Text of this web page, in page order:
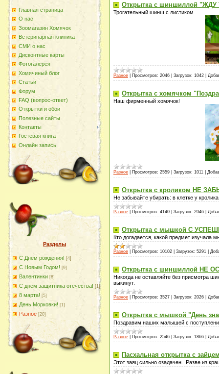
Главная страница
О наc
Зоомагазин Хомячок
Ветеринарная клиника
СМИ о нас
Дисконтные карты
Фотогалерея
Хомячиный блог
Статьи
Форум
FAQ (вопрос-ответ)
Открытки и обои
Полезные сайты
Контакты
Гостевая книга
Онлайн запись
Разделы
С Днем рождения! [4]
С Новым Годом! [9]
Валентинки [8]
С днем защитника отечества! [1]
8 марта! [5]
День Морковки! [1]
Разное [20]
Открытка с шиншиллой "ЖДУ
Трогательный шинш с листиком
Разное Просмотров: 2046 Загрузок: 1042
Открытка с хомячком
Наш фирменный хомячок!
Разное Просмотров: 2559 Загрузок: 1011
Открытка с кроликом НЕ
Не забывайте убирать: в клетке у
Разное Просмотров: 4140 Загрузок: 2046
Открытка с мышкой С
Кто догадается, какой предмет изучала
Разное Просмотров: 10102 Загрузок: 5291
Открытка с шиншиллой НЕ
Никогда не оставляйте без присмотра
выкинут.
Разное Просмотров: 3527 Загрузок: 2026
Открытка с мышкой "День
Поздравим наших малышей с
Разное Просмотров: 2546 Загрузок: 1866
Пасхальная открытка с
Этот заяц сильно озадачен. Разве из